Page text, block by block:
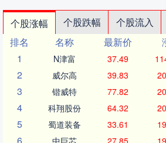
个股涨幅 个股跌幅 个股流入
排名
名称 最新价
1
N津富 37.49
2 威尔高 39.83
3 锴威特 77.82
4 科翔股份 64.32
5 蜀道装备 33.61
中巨芯 27.85